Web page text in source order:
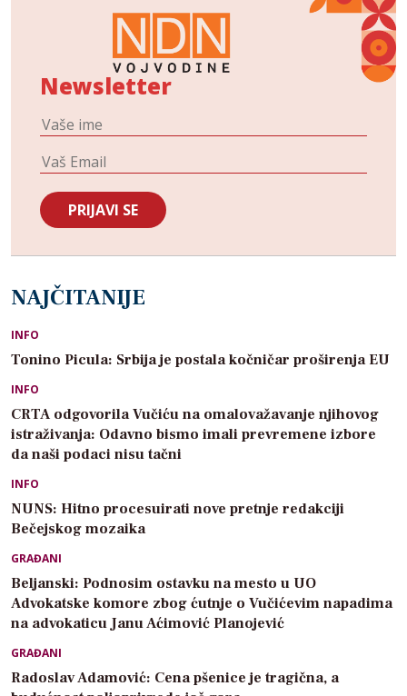
Newsletter
NAJČITANIJE
INFO
Tonino Picula: Srbija je postala kočničar proširenja EU
INFO
CRTA odgovorila Vučiću na omalovažavanje njihovog
istraživanja: Odavno bismo imali prevremene izbore
da naši podaci nisu tačni
INFO
NUNS: Hitno procesuirati nove pretnje redakciji
Bečejskog mozaika
GRAĐANI
Beljanski: Podnosim ostavku na mesto u UO
Advokatske komore zbog ćutnje o Vučićevim napadima
na advokaticu Janu Aćimović Planojević
GRAĐANI
Radoslav Adamović: Cena pšenice je tragična, a